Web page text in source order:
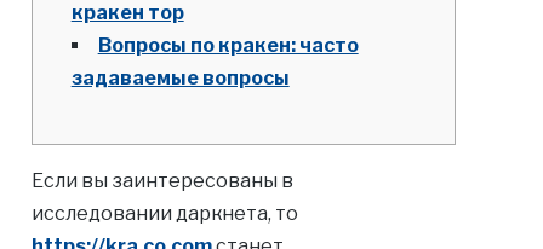
кракен тор
Вопросы по кракен: часто
задаваемые вопросы
Если вы заинтересованы в
исследовании даркнета, то